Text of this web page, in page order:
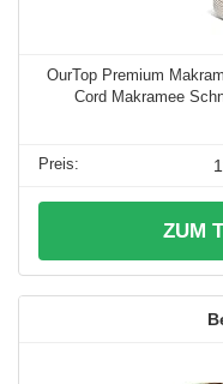
OurTop Premium
Cord Makramee
ZUM